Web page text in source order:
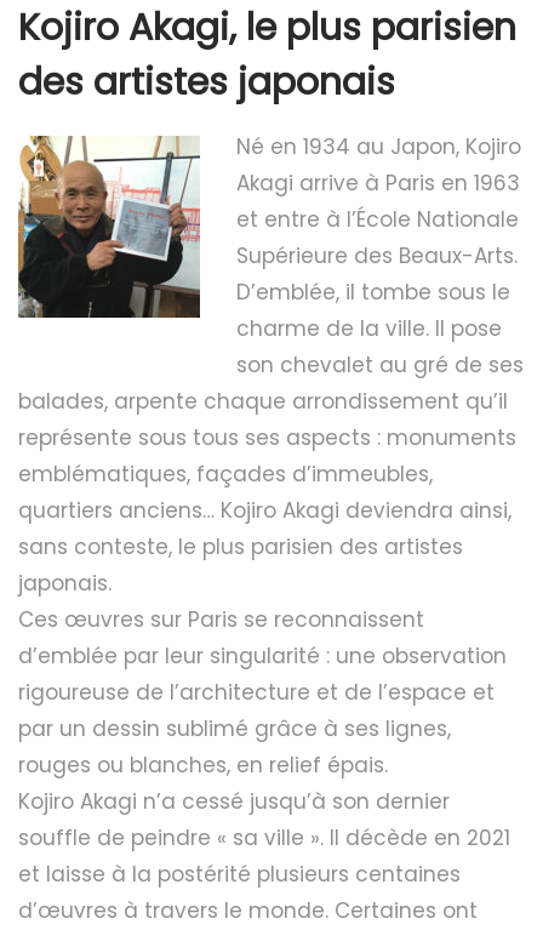
Kojiro Akagi, le plus parisien
des artistes japonais
Né en 1934 au Japon, Kojiro
Akagi arrive à Paris en 1963
et entre à l’École Nationale
Supérieure des Beaux-Arts.
D’emblée, il tombe sous le
charme de la ville. Il pose
son chevalet au gré de ses
balades, arpente chaque arrondissement qu’il
représente sous tous ses aspects : monuments
emblématiques, façades d’immeubles,
quartiers anciens… Kojiro Akagi deviendra ainsi,
sans conteste, le plus parisien des artistes
japonais.
Ces œuvres sur Paris se reconnaissent
d’emblée par leur singularité : une observation
rigoureuse de l’architecture et de l’espace et
par un dessin sublimé grâce à ses lignes,
rouges ou blanches, en relief épais.
Kojiro Akagi n’a cessé jusqu’à son dernier
souffle de peindre « sa ville ». Il décède en 2021
et laisse à la postérité plusieurs centaines
d’œuvres à travers le monde. Certaines ont